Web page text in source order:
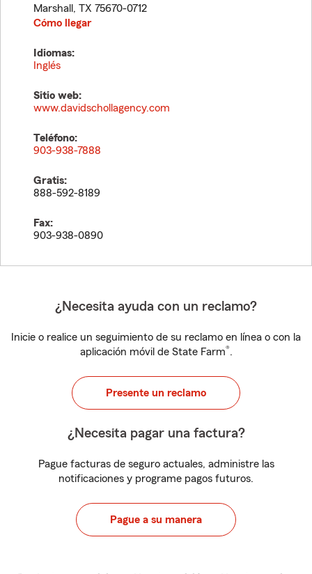
Marshall , TX 75670-0712
Cómo llegar
Idiomas:
Inglés
Sitio web:
www.davidschollagency.com
Teléfono:
903-938-7888
Gratis:
888-592-8189
Fax:
903-938-0890
¿Necesita ayuda con un reclamo?
Inicie o realice un seguimiento de su reclamo en línea o con la
aplicación móvil de State Farm®.
Presente un reclamo
¿Necesita pagar una factura?
Pague facturas de seguro actuales, administre las
notificaciones y programe pagos futuros.
Pague a su manera